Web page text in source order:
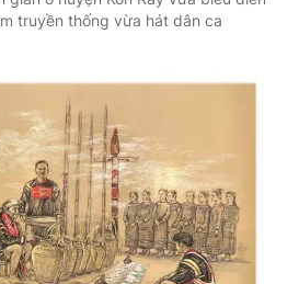
truyền thống vừa hát dân ca